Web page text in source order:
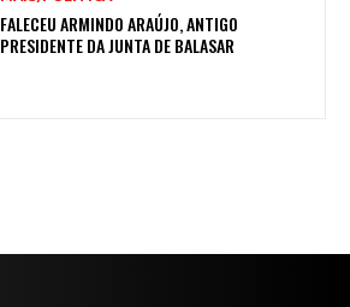
FALECEU ARMINDO ARAÚJO, ANTIGO
PRESIDENTE DA JUNTA DE BALASAR